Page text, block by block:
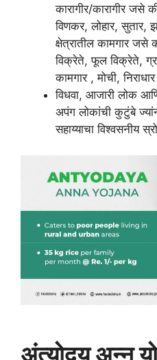
कारागीर/कारागीर जसे
विणकर, लोहार, सुतार,
क्षेत्रातील कामगार जसे
विक्रेते, फूल विक्रेते,
कामगार , मोची,
विधवा, आजारी लोक आणि
अपंग लोकांची कुटुंबे
सहाय्याचा विश्वसनीय